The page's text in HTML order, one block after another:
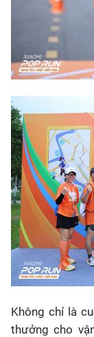
Không chỉ là
thưởng cho